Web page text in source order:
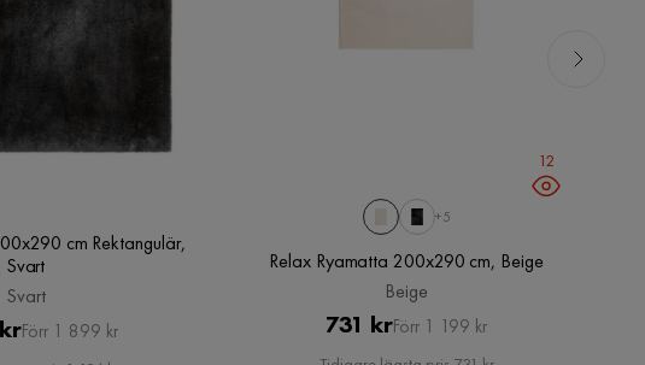
cm Rektangulär,
Svart
Svart
Pris
Original
Förr 1 899 kr
12
+5
Relax Ryamatta 200x290 cm, Beige
Beige
Pris
731 kr Original
Förr 1 199 kr